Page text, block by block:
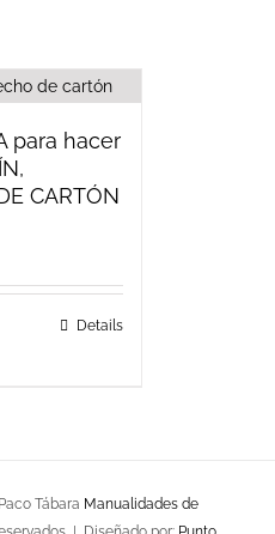
para hacer
CARTÓN
Details
Tábara Manualidades de